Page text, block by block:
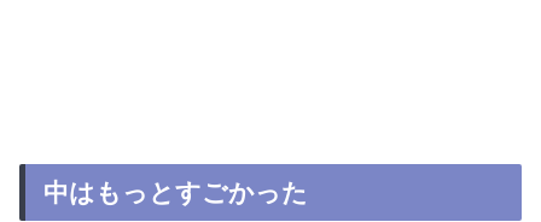
中はもっとすごかった